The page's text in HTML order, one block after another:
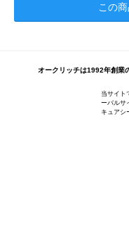
この
オークリッチは1992年創業
当サイト
ーバルサ
キュアシ